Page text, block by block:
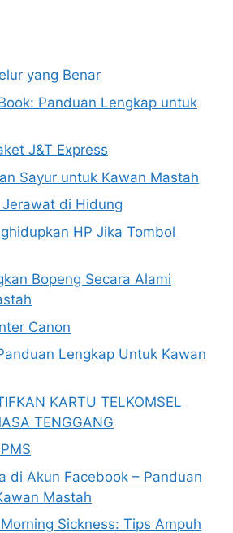
yang Benar
Panduan Lengkap untuk
J&T Express
Sayur untuk Kawan Mastah
di Hidung
HP Jika Tombol
Bopeng Secara Alami
Canon
Lengkap Untuk Kawan
KARTU TELKOMSEL
TENGGANG
di Akun Facebook – Panduan
Mastah
Sickness: Tips Ampuh